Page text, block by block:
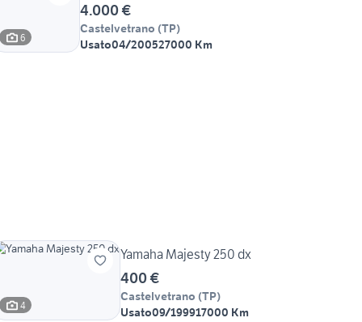
6
4.000 €
Castelvetrano (TP)
Usato04/200527000 Km
4
Yamaha Majesty 250 dx
400 €
Castelvetrano (TP)
Usato09/199917000 Km